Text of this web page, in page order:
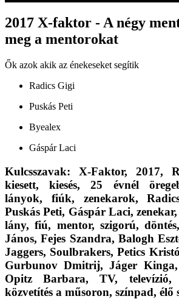
2017 X-faktor - A négy
meg a mentorokat
Ők azok akik az énekeseket segítik
Radics Gigi
Puskás Peti
Byealex
Gáspár Laci
Kulcsszavak: X-Faktor, 2017,
kiesett, kiesés, 25 évnél
lányok, fiúk, zenekarok,
Puskás Peti, Gáspár Laci,
lány, fiú, mentor, szigorú,
János, Fejes Szandra, Balogh
Jaggers, Soulbrakers, Petics
Gurbunov Dmitrij, Jáger
Opitz Barbara, TV,
közvetítés a műsoron, színpad, élő